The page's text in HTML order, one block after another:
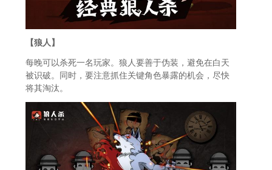
【狼人】
每晚可以杀死一名玩家。狼人要善于伪装，避免在白天
被识破。同时，要注意抓住关键角色暴露的机会，尽快
将其淘汰。